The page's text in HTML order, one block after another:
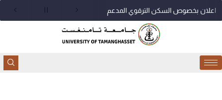
اعلان بخصوص السكن الترقوي المدعم